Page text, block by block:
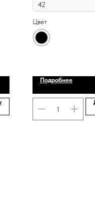
Цвет
Подробнее